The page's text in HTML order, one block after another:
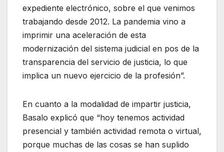
expediente electrónico, sobre el que venimos
trabajando desde 2012. La pandemia vino a
imprimir una aceleración de esta
modernización del sistema judicial en pos de la
transparencia del servicio de justicia, lo que
implica un nuevo ejercicio de la profesión”.
En cuanto a la modalidad de impartir justicia,
Basalo explicó que “hoy tenemos actividad
presencial y también actividad remota o virtual,
porque muchas de las cosas se han suplido